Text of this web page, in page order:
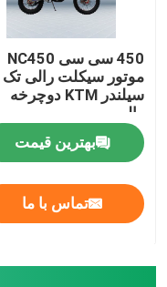
450 سی سی NC450
موتور سیکلت رالی تک
سیلندر KTM دوچرخه
رالی
بهترین قیمت
تماس با ما